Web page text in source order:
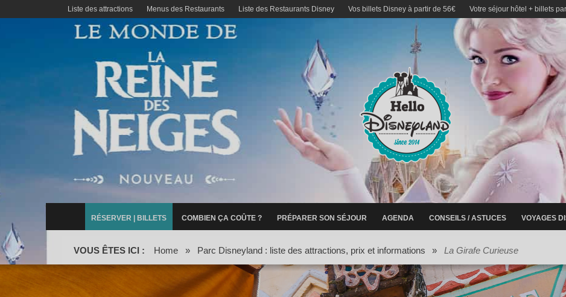
Liste des attractions Menus des Restaurants Liste des Restaurants Disney Vos billets Disney à partir de 56€ Votre séjour hôtel + billets
RÉSERVER | BILLETS COMBIEN ÇA COÛTE ? PRÉPARER SON SÉJOUR AGENDA CONSEILS / ASTUCES VOYAGES
VOUS ÊTES ICI : Home » Parc Disneyland : liste des attractions, prix et informations » La Girafe Curieuse